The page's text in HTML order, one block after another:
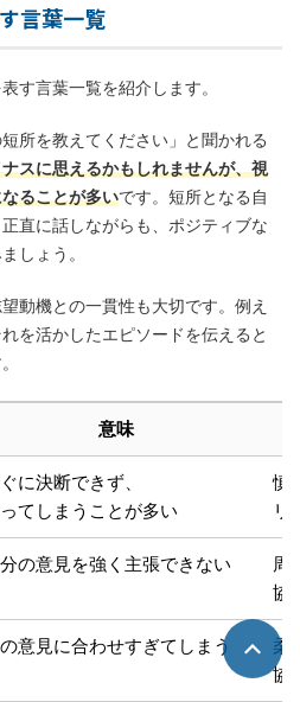
言葉一覧
す言葉一覧を紹介します。
所を教えてください」と聞かれる
スに思えるかもしれませんが、視
ることが多いです。短所となる自
直に話しながらも、ポジティブな
しょう。
動機との一貫性も大切です。例え
を活かしたエピソードを伝えると
意味
に決断できず、
てしまうことが多い
慎
リ
の意見を強く主張できない
周
協
意見に合わせすぎてしまう
柔
協